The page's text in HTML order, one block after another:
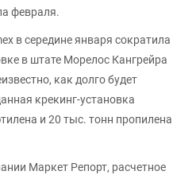
февраля.
в середине января сократила
в штате Морелос Кангрейра
как долго будет
крекинг-установка
и 20 тыс. тонн пропилена
Маркет Репорт, расчетное